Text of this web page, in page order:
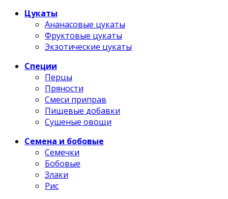
Цукаты
Ананасовые цукаты
Фруктовые цукаты
Экзотические цукаты
Специи
Перцы
Пряности
Смеси приправ
Пищевые добавки
Сушеные овощи
Семена и бобовые
Семечки
Бобовые
Злаки
Рис